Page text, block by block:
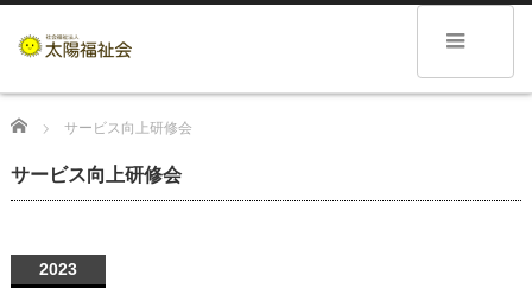
Home サービス向上研修会
サービス向上研修会
2023